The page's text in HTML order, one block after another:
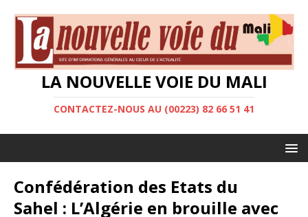
LA NOUVELLE VOIE DU MALI
CONTACTEZ-NOUS AU (00223) 82 66 51 41
Confédération des Etats du
Sahel : L’Algérie en brouille avec